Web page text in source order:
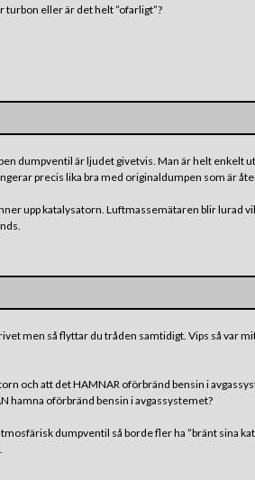
eller är det helt ”ofarligt”?
dumpventil är ljudet givetvis. Man är helt enkelt
precis lika bra med originaldumpen som är
upp katalysatorn. Luftmassemätaren blir lurad
men så flyttar du tråden samtidigt. Vips så var
och att det HAMNAR oförbränd bensin i
hamna oförbränd bensin i avgassystemet?
dumpventil så borde fler ha ”bränt sina